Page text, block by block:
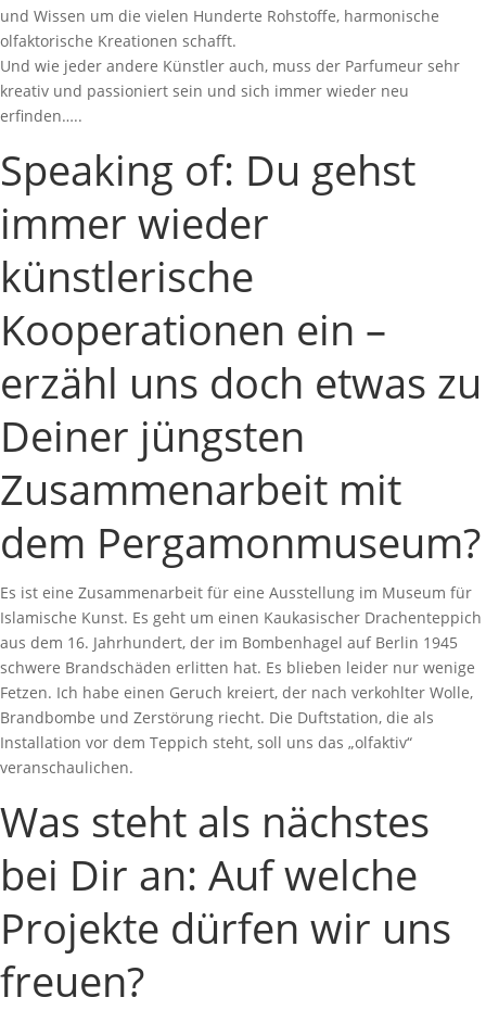
und Wissen um die vielen Hunderte Rohstoffe, harmonische
olfaktorische Kreationen schafft.
Und wie jeder andere Künstler auch, muss der Parfumeur sehr
kreativ und passioniert sein und sich immer wieder neu
erfinden…..
Speaking of: Du gehst
immer wieder
künstlerische
Kooperationen ein –
erzähl uns doch etwas zu
Deiner jüngsten
Zusammenarbeit mit
dem Pergamonmuseum?
Es ist eine Zusammenarbeit für eine Ausstellung im Museum für
Islamische Kunst. Es geht um einen Kaukasischer Drachenteppich
aus dem 16. Jahrhundert, der im Bombenhagel auf Berlin 1945
schwere Brandschäden erlitten hat. Es blieben leider nur wenige
Fetzen. Ich habe einen Geruch kreiert, der nach verkohlter Wolle,
Brandbombe und Zerstörung riecht. Die Duftstation, die als
Installation vor dem Teppich steht, soll uns das „olfaktiv“
veranschaulichen.
Was steht als nächstes
bei Dir an: Auf welche
Projekte dürfen wir uns
freuen?